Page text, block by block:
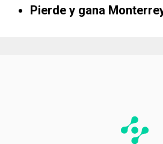
Pierde y gana